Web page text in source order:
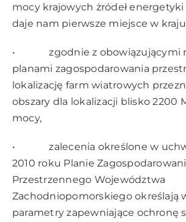
mocy krajowych żródeł energetyki
daje nam pierwsze miejsce w
• zgodnie z obowiązującymi
planami zagospodarowania
lokalizację farm wiatrowych
obszary dla lokalizacji blisko 2200
mocy,
• zalecenia określone w
2010 roku Planie
Przestrzennego Województwa
Zachodniopomorskiego określają
parametry zapewniające ochronę